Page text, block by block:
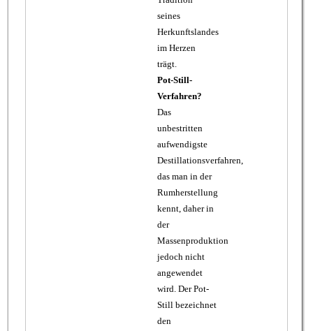
seines
Herkunftslandes
im Herzen
trägt.
Pot-Still-
Verfahren?
Das
unbestritten
aufwendigste
Destillationsverfahren,
das man in der
Rumherstellung
kennt, daher in
der
Massenproduktion
jedoch nicht
angewendet
wird. Der Pot-
Still bezeichnet
den